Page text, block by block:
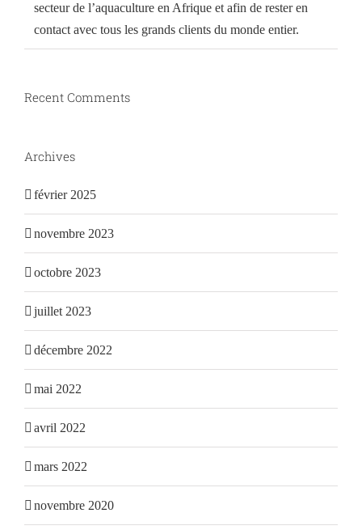
secteur de l’aquaculture en Afrique et afin de rester en
contact avec tous les grands clients du monde entier.
Recent Comments
Archives
février 2025
novembre 2023
octobre 2023
juillet 2023
décembre 2022
mai 2022
avril 2022
mars 2022
novembre 2020